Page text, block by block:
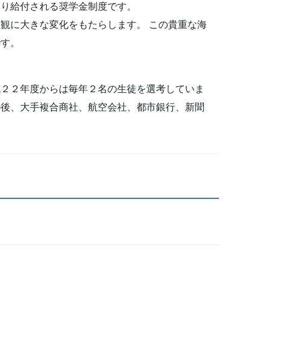
給付される奨学金制度です。
に大きな変化をもたらします。 この貴重な海
。
２年度からは毎年２名の生徒を選考していま
、大手複合商社、航空会社、都市銀行、新聞